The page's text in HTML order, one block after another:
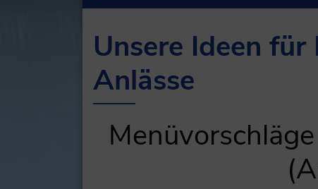
Unsere Ideen
Anlässe